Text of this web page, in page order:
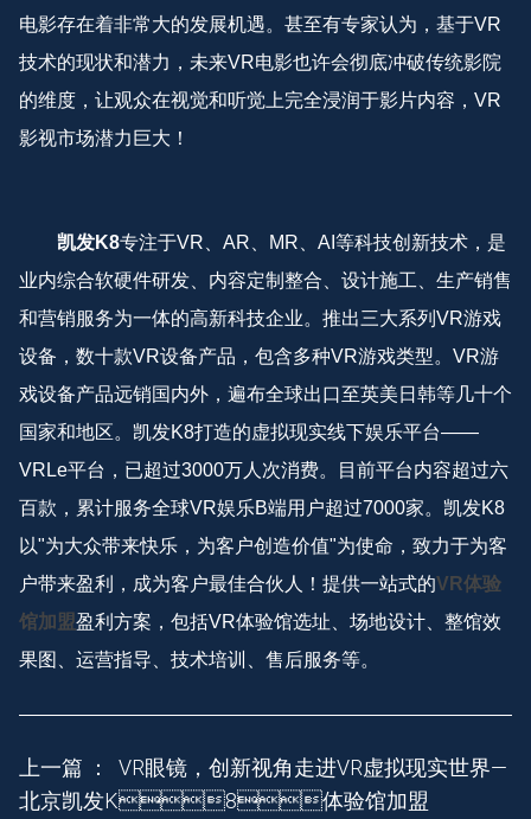
电影存在着非常大的发展机遇。甚至有专家认为，基于VR
技术的现状和潜力，未来VR电影也许会彻底冲破传统影院
的维度，让观众在视觉和听觉上完全浸润于影片内容，VR
影视市场潜力巨大！
凯发K8专注于VR、AR、MR、AI等科技创新技术，是
业内综合软硬件研发、内容定制整合、设计施工、生产销售
和营销服务为一体的高新科技企业。推出三大系列VR游戏
设备，数十款VR设备产品，包含多种VR游戏类型。VR游
戏设备产品远销国内外，遍布全球出口至英美日韩等几十个
国家和地区。凯发K8打造的虚拟现实线下娱乐平台——
VRLe平台，已超过3000万人次消费。目前平台内容超过六
百款，累计服务全球VR娱乐B端用户超过7000家。凯发K8
以"为大众带来快乐，为客户创造价值"为使命，致力于为客
户带来盈利，成为客户最佳合伙人！提供一站式的VR体验
馆加盟盈利方案，包括VR体验馆选址、场地设计、整馆效
果图、运营指导、技术培训、售后服务等。
上一篇 ： VR眼镜，创新视角走进VR虚拟现实世界—
北京凯发K8体验馆加盟